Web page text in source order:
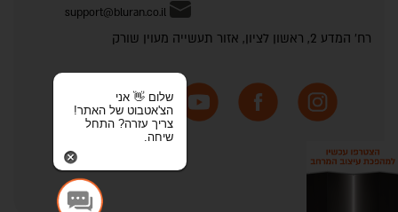
support@bluran.co.il
רח' המדע 2, ראשון לציון, אזור תעשייה מעוין שורק
שלום 👋 אני
הצ'אטבוט של האתר!
צריך עזרה? התחל
שיחה.